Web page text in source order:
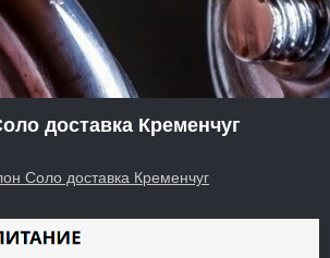
доставка Кременчуг
Соло доставка Кременчуг